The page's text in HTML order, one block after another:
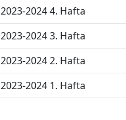
2023-2024 4. Hafta
2023-2024 3. Hafta
2023-2024 2. Hafta
2023-2024 1. Hafta